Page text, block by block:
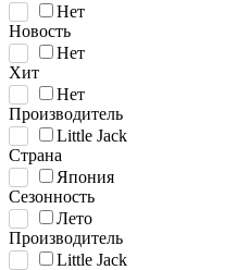
Нет
Новость
Нет
Хит
Нет
Производитель
Little Jack
Страна
Япония
Сезонность
Лето
Производитель
Little Jack